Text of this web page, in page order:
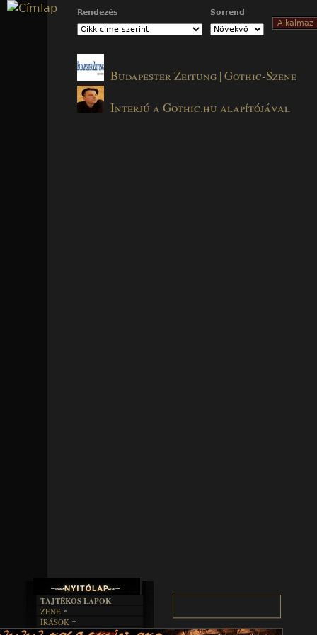
Jump to navigation
Rendezés Sorrend
Budapester Zeitung | Gothic-Szene
Interjú a Gothic.hu alapítójával
TAJTÉKOS LAPOK
ZENE
EGYÜTTESEK
ÍRÁSOK
BOSZORKÁNYKONYHA